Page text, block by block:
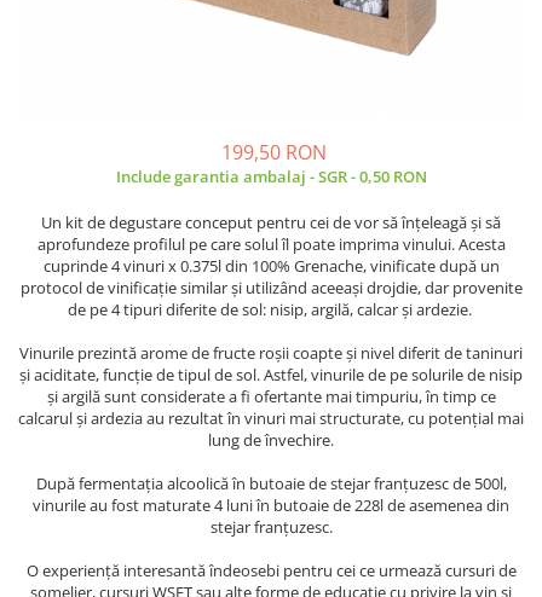
199,50 RON
Include garantia ambalaj - SGR - 0,50 RON
Un kit de degustare conceput pentru cei de vor să înțeleagă și să
aprofundeze profilul pe care solul îl poate imprima vinului. Acesta
cuprinde 4 vinuri x 0.375l din 100% Grenache, vinificate după un
protocol de vinificație similar și utilizând aceeași drojdie, dar provenite
de pe 4 tipuri diferite de sol: nisip, argilă, calcar și ardezie.
Vinurile prezintă arome de fructe roșii coapte și nivel diferit de taninuri
și aciditate, funcție de tipul de sol. Astfel, vinurile de pe solurile de nisip
și argilă sunt considerate a fi ofertante mai timpuriu, în timp ce
calcarul și ardezia au rezultat în vinuri mai structurate, cu potențial mai
lung de învechire.
După fermentația alcoolică în butoaie de stejar franțuzesc de 500l,
vinurile au fost maturate 4 luni în butoaie de 228l de asemenea din
stejar franțuzesc.
O experiență interesantă îndeosebi pentru cei ce urmează cursuri de
somelier, cursuri WSET sau alte forme de educație cu privire la vin și